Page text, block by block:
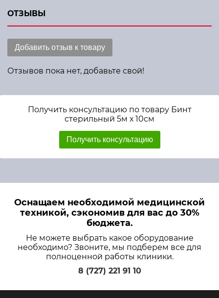
ОТЗЫВЫ
Добавить отзыв к товару
Отзывов пока нет, добавьте свой!
Получить консультацию по товару Бинт
стерильный 5м х 10см
Получить консультацию
Оснащаем необходимой медицинской
техникой, сэкономив для вас до 30%
бюджета.
Не можете выбрать какое оборудование
необходимо? Звоните, мы подберем все для
полноценной работы клиники.
8 (727) 221 91 10